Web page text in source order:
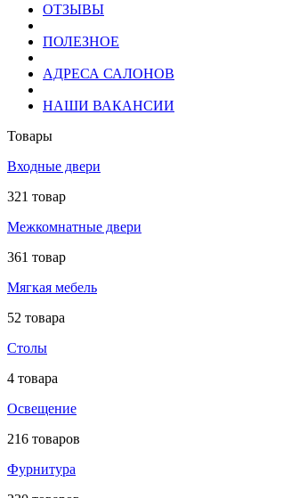
ОТЗЫВЫ
ПОЛЕЗНОЕ
АДРЕСА САЛОНОВ
НАШИ ВАКАНСИИ
Товары
Входные двери
321 товар
Межкомнатные двери
361 товар
Мягкая мебель
52 товара
Столы
4 товара
Освещение
216 товаров
Фурнитура